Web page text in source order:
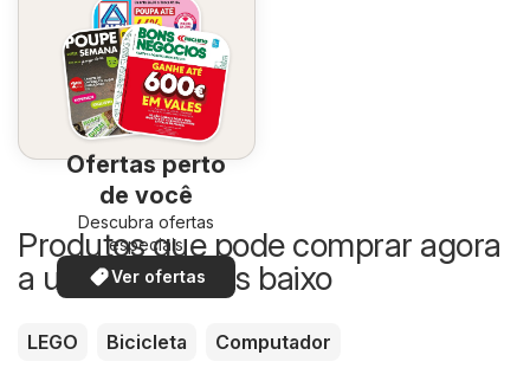
Ofertas perto
de você
Descubra ofertas
especiais
Ver ofertas
Produtos que pode comprar agora
a um preço mais baixo
LEGO Bicicleta Computador